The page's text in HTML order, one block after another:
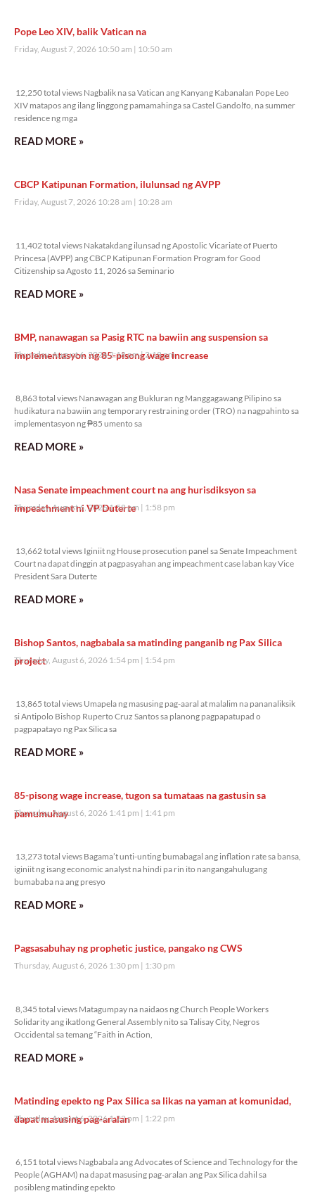
Pope Leo XIV, balik Vatican na
Friday, August 7, 2026 10:50 am 10:50 am
12,250 total views Nagbalik na sa Vatican ang Kanyang Kabanalan Pope Leo
XIV matapos ang ilang linggong pamamahinga sa Castel Gandolfo, na summer
residence ng mga
READ MORE »
CBCP Katipunan Formation, ilulunsad ng AVPP
Friday, August 7, 2026 10:28 am 10:28 am
11,402 total views Nakatakdang ilunsad ng Apostolic Vicariate of Puerto
Princesa (AVPP) ang CBCP Katipunan Formation Program for Good
Citizenship sa Agosto 11, 2026 sa Seminario
READ MORE »
BMP, nanawagan sa Pasig RTC na bawiin ang suspension sa
implementasyon ng 85-pisong wage increase
Thursday, August 6, 2026 2:18 pm 2:18 pm
8,863 total views Nanawagan ang Bukluran ng Manggagawang Pilipino sa
hudikatura na bawiin ang temporary restraining order (TRO) na nagpahinto sa
implementasyon ng ₱85 umento sa
READ MORE »
Nasa Senate impeachment court na ang hurisdiksyon sa
impeachment ni VP Duterte
Thursday, August 6, 2026 1:58 pm 1:58 pm
13,662 total views Iginiit ng House prosecution panel sa Senate Impeachment
Court na dapat dinggin at pagpasyahan ang impeachment case laban kay Vice
President Sara Duterte
READ MORE »
Bishop Santos, nagbabala sa matinding panganib ng Pax Silica
project
Thursday, August 6, 2026 1:54 pm 1:54 pm
13,865 total views Umapela ng masusing pag-aaral at malalim na pananaliksik
si Antipolo Bishop Ruperto Cruz Santos sa planong pagpapatupad o
pagpapatayo ng Pax Silica sa
READ MORE »
85-pisong wage increase, tugon sa tumataas na gastusin sa
pamumuhay
Thursday, August 6, 2026 1:41 pm 1:41 pm
13,273 total views Bagama’t unti-unting bumabagal ang inflation rate sa bansa,
iginiit ng isang economic analyst na hindi pa rin ito nangangahulugang
bumababa na ang presyo
READ MORE »
Pagsasabuhay ng prophetic justice, pangako ng CWS
Thursday, August 6, 2026 1:30 pm 1:30 pm
8,345 total views Matagumpay na naidaos ng Church People Workers
Solidarity ang ikatlong General Assembly nito sa Talisay City, Negros
Occidental sa temang “Faith in Action,
READ MORE »
Matinding epekto ng Pax Silica sa likas na yaman at komunidad,
dapat masusing pag-aralan
Thursday, August 6, 2026 1:22 pm 1:22 pm
6,151 total views Nagbabala ang Advocates of Science and Technology for the
People (AGHAM) na dapat masusing pag-aralan ang Pax Silica dahil sa
posibleng matinding epekto